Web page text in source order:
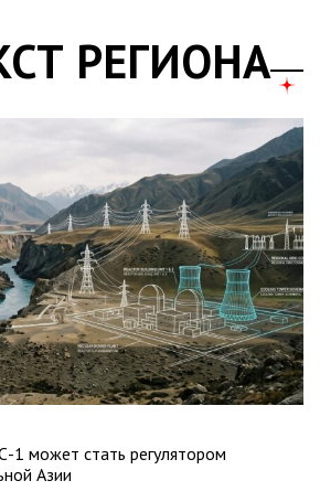
РЕГИОНА
1 может стать регулятором
Азии